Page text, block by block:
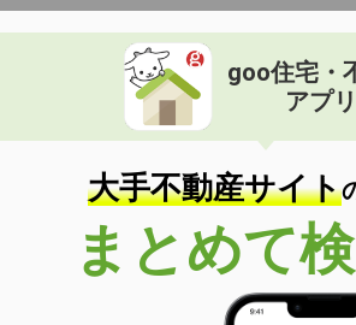
goo住宅・
アプリ
大手不動産サイト
まとめて検